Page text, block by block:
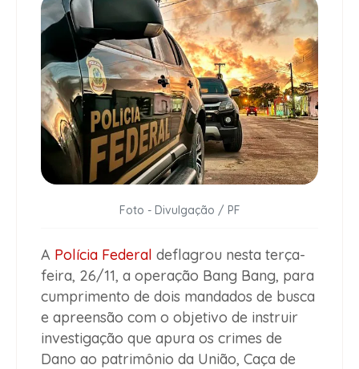
Foto - Divulgação / PF
A Polícia Federal deflagrou nesta terça-
feira, 26/11, a operação Bang Bang, para
cumprimento de dois mandados de busca
e apreensão com o objetivo de instruir
investigação que apura os crimes de
Dano ao patrimônio da União, Caça de